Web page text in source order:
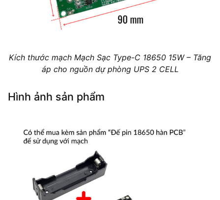
Kích thước mạch Mạch Sạc Type-C 18650 15W – Tăng
áp cho nguồn dự phòng UPS 2 CELL
Hình ảnh sản phẩm